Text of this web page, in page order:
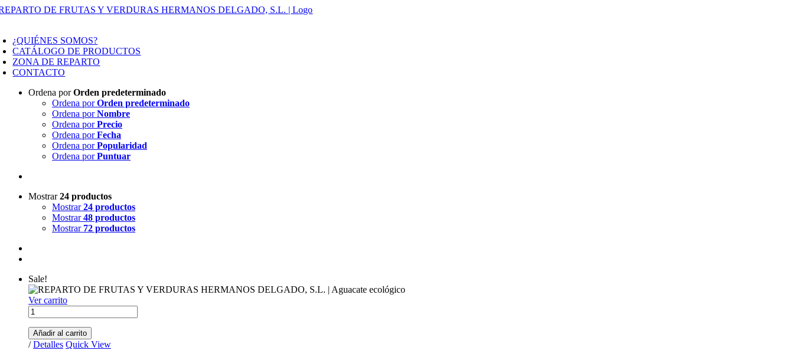
Saltar
¿QUIÉNES SOMOS?
CATÁLOGO DE PRODUCTOS
ZONA DE REPARTO
CONTACTO
Ordena porOrden predeterminado
Ordena porOrden predeterminado
Ordena porNombre
Ordena porPrecio
Ordena porFecha
Ordena porPopularidad
Ordena porPuntuar
Mostrar24 productos
Mostrar24 productos
Mostrar48 productos
Mostrar 72 productos
Sale!
Ver carrito
AGUACATES
"HASS"
(1
pieza)
Añadir al carrito
/ Detalles Quick View